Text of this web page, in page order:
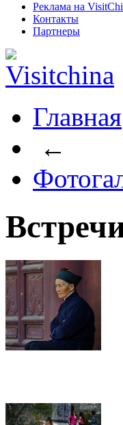
Реклама на
Контакты
Партнеры
Главная
←